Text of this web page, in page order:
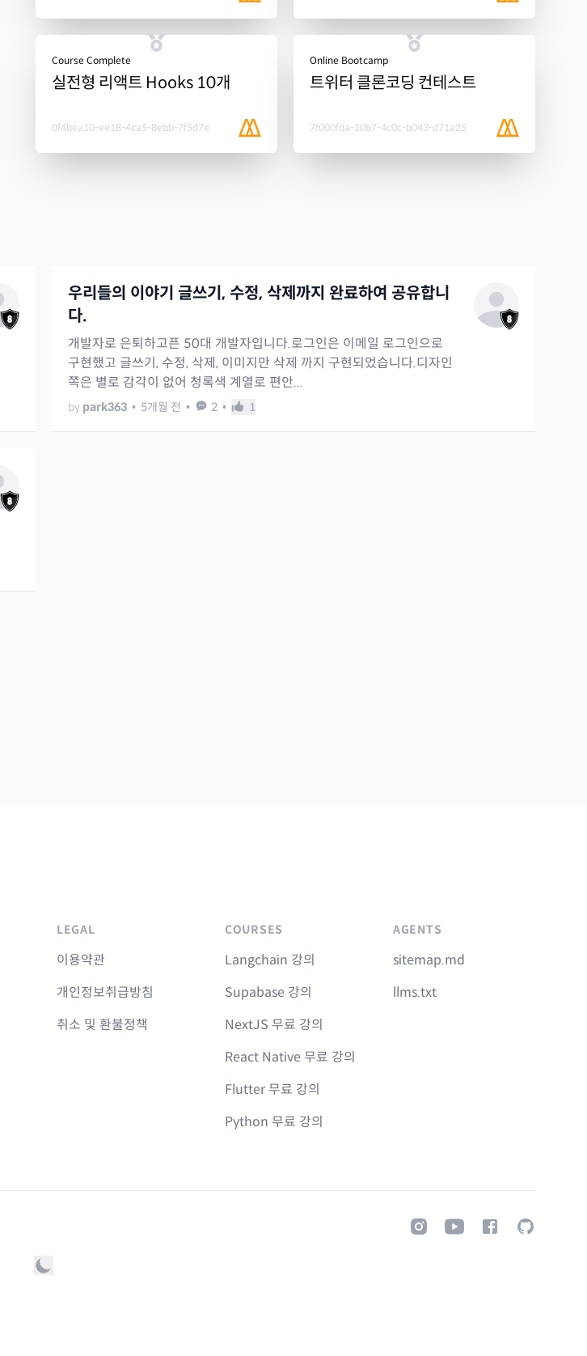
Course Complete
실전형 리액트 Hooks 10개
0f4bea10-ee18-4ca5-8ebb-7f5d7e
Online Bootcamp
트위터 클론코딩 컨테스트
7f000fda-10b7-4c0c-b043-d71a25
우리들의 이야기 글쓰기, 수정, 삭제까지 완료하여 공유합니
다.
개발자로 은퇴하고픈 50대 개발자입니다.로그인은 이메일 로그인으로
구현했고 글쓰기, 수정, 삭제, 이미지만 삭제 까지 구현되었습니다.디자인
쪽은 별로 감각이 없어 청록색 계열로 편안...
by park363 • 5개월 전 • 2 • 1
LEGAL
이용약관
개인정보취급방침
취소 및 환불정책
COURSES
Langchain 강의
Supabase 강의
NextJS 무료 강의
React Native 무료 강의
Flutter 무료 강의
Python 무료 강의
AGENTS
sitemap.md
llms.txt
InstagramYoutubeFacebookGitHub